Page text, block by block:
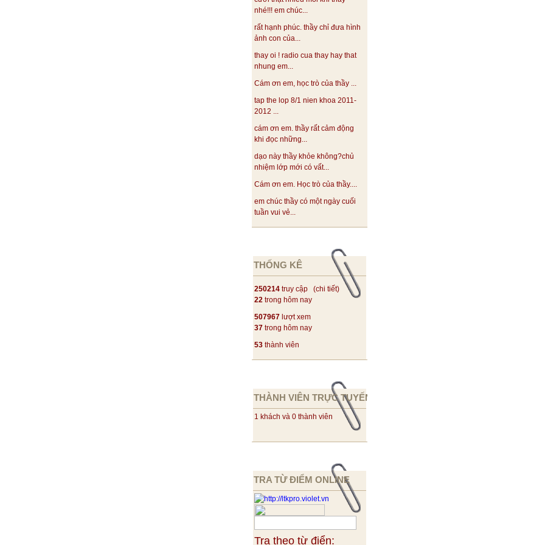
nhé!!! em chúc...
rất hạnh phúc. thầy chỉ đưa hình
ảnh con của...
thay oi ! radio cua thay hay that
nhung em...
Cám ơn em, học trò của thầy ...
tap the lop 8/1 nien khoa 2011-
2012 ...
cám ơn em. thầy rất cảm động
khi đọc những...
dạo này thầy khỏe không?chủ
nhiệm lớp mới có vất...
Cám ơn em. Học trò của thầy....
em chúc thầy có một ngày cuối
tuần vui vẻ...
THỐNG KÊ
250214 truy cập (chi tiết)
22 trong hôm nay
507967 lượt xem
37 trong hôm nay
53 thành viên
THÀNH VIÊN TRỰC TUYẾN
1 khách và 0 thành viên
TRA TỪ ĐIỂM ONLINE
Tra theo từ điển: